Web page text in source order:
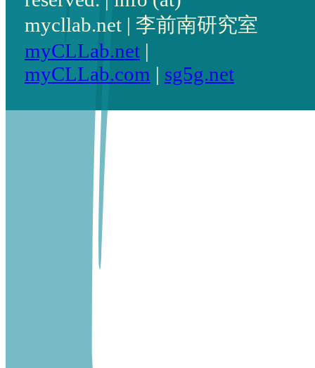
mycllab.net | 李前南研究室
myCLLab.net|
myCLLab.com | sg5g.net